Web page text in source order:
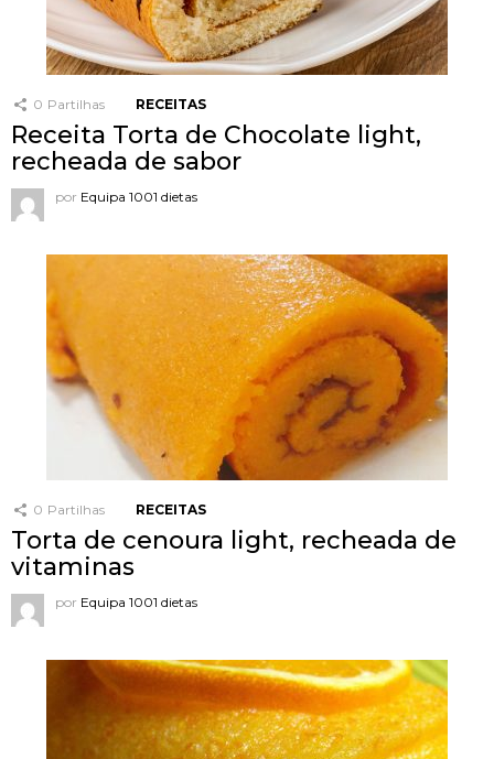
0 Partilhas RECEITAS
Receita Torta de Chocolate light,
recheada de sabor
por Equipa 1001 dietas
0 Partilhas RECEITAS
Torta de cenoura light, recheada de
vitaminas
por Equipa 1001 dietas